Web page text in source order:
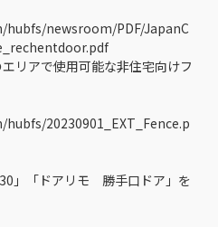
newsroom/PDF/JapanC
リアで使用可能な非住宅向けフ
20230901_EXT_Fence.p
「ドアリモ 勝手口ドア」を